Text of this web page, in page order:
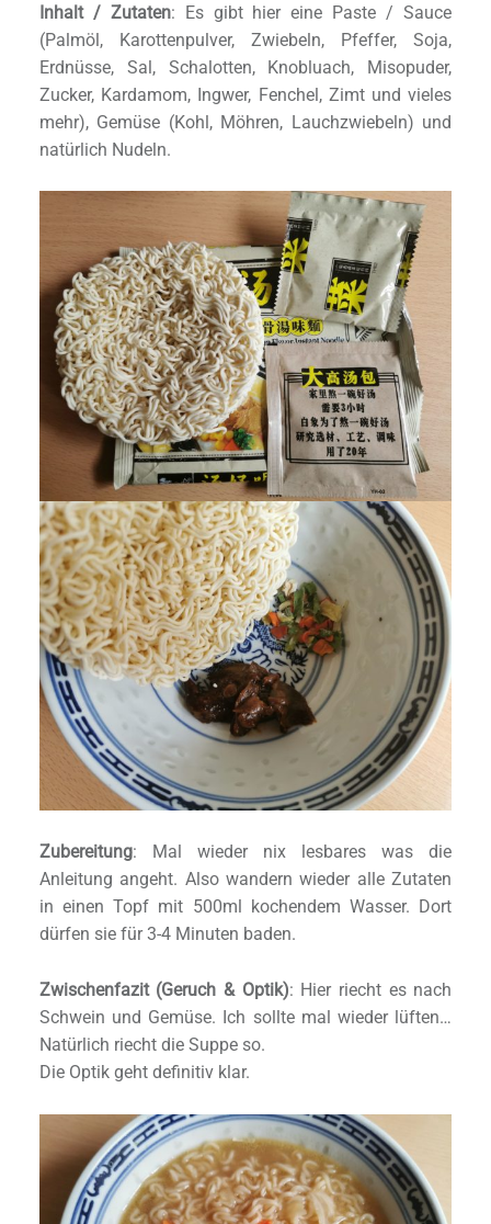
Inhalt / Zutaten: Es gibt hier eine Paste / Sauce
(Palmöl, Karottenpulver, Zwiebeln, Pfeffer, Soja,
Erdnüsse, Sal, Schalotten, Knobluach, Misopuder,
Zucker, Kardamom, Ingwer, Fenchel, Zimt und vieles
mehr), Gemüse (Kohl, Möhren, Lauchzwiebeln) und
natürlich Nudeln.
Zubereitung: Mal wieder nix lesbares was die
Anleitung angeht. Also wandern wieder alle Zutaten
in einen Topf mit 500ml kochendem Wasser. Dort
dürfen sie für 3-4 Minuten baden.
Zwischenfazit (Geruch & Optik): Hier riecht es nach
Schwein und Gemüse. Ich sollte mal wieder lüften…
Natürlich riecht die Suppe so.
Die Optik geht definitiv klar.